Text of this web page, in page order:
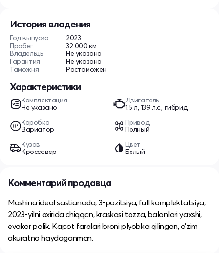
История владения
Год выпуска
2023
Пробег
32 000 км
Владельцы
Не указано
Гарантия
Не указано
Таможня
Растаможен
Характеристики
Комплектация
Не указано
Двигатель
1.5 л, 139 л.с., гибрид
Коробка
Вариатор
Привод
Полный
Кузов
Кроссовер
Цвет
Белый
Комментарий продавца
Moshina ideal sastianada, 3-pozitsiya, full komplektatsiya,
2023-yilni oxirida chiqqan, kraskasi tozza, balonlari yaxshi,
evakor polik. Kapot faralari broni plyobka qilingan, o’zim
akuratno haydaganman.